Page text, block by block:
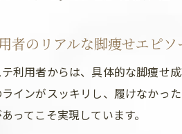
者のリアルな脚痩せエピソ
利用者からは、具体的な脚痩せ
インがスッキリし、履けなかっ
ってこそ実現しています。